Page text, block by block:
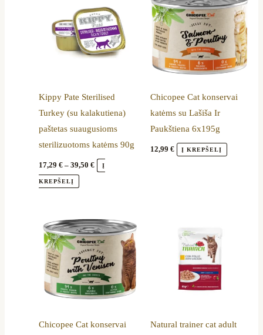
Kippy Pate Sterilised
Turkey (su kalakutiena)
paštetas suaugusioms
sterilizuotoms katėms 90g
17,29€ – 39,50€
17,29 €
through
39,50 €
Į
KREPŠELĮ
product
has
multiple
variants.
may
be
chosen
on
the
Chicopee Cat konservai
katėms su Lašiša Ir
Paukštiena 6x195g
12,99 € Į KREPŠELĮ
Chicopee Cat konservai
Natural trainer cat adult